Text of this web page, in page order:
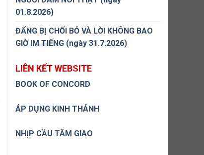
01.8.2026)
ĐẤNG BỊ CHỐI BỎ VÀ LỜI KHÔNG BAO
GIỜ IM TIẾNG (ngày 31.7.2026)
LIÊN KẾT WEBSITE
BOOK OF CONCORD
ÁP DỤNG KINH THÁNH
NHỊP CẦU TÂM GIAO